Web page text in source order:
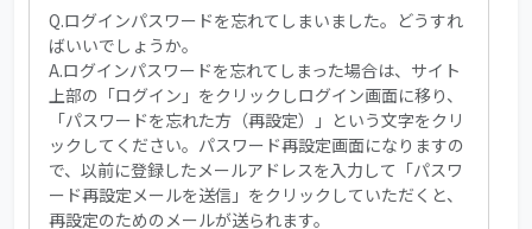
Q.ログインパスワードを忘れてしまいました。どうすれ
ばいいでしょうか。
A.ログインパスワードを忘れてしまった場合は、サイト
上部の「ログイン」をクリックしログイン画面に移り、
「パスワードを忘れた方（再設定）」という文字をクリ
ックしてください。パスワード再設定画面になりますの
で、以前に登録したメールアドレスを入力して「パスワ
ード再設定メールを送信」をクリックしていただくと、
再設定のためのメールが送られます。